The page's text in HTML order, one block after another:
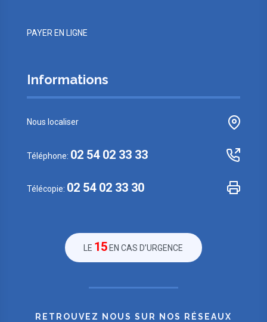
PAYER EN LIGNE
Informations
Nous localiser
Téléphone: 02 54 02 33 33
Télécopie: 02 54 02 33 30
LE 15 EN CAS D’URGENCE
RETROUVEZ NOUS SUR NOS RÉSEAUX